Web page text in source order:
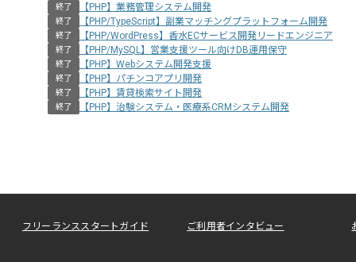
終了 【PHP】業務管理システム開発
終了 【PHP/TypeScript】副業マッチングプラットフォーム開発
終了 【PHP/WordPress】香水ECサービス開発リードエンジニア
終了 【PHP/MySQL】営業支援ツール向けDB運用保守
終了 【PHP】Webシステム開発支援
終了 【PHP】パチンコアプリ開発
終了 【PHP】賃貸検索サイト開発
終了 【PHP】治験システム・医療系CRMシステム開発
フリーランススタートガイド ご利用者インタビュー